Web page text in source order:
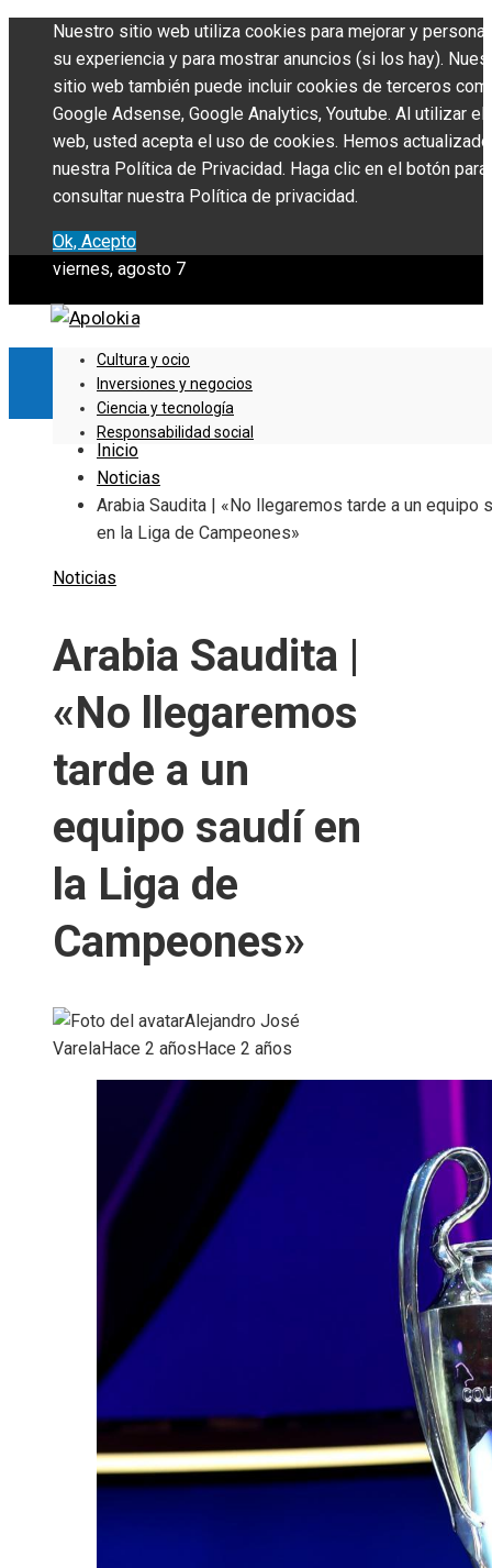
Nuestro sitio web utiliza cookies para mejorar y
su experiencia y para mostrar anuncios (si los hay).
sitio web también puede incluir cookies de terceros
Google Adsense, Google Analytics, Youtube. Al utilizar
web, usted acepta el uso de cookies. Hemos actualizado
nuestra Política de Privacidad. Haga clic en el botón para
consultar nuestra Política de privacidad.
Ok, Acepto
viernes, agosto 7
Cultura y ocio
Inversiones y negocios
Ciencia y tecnología
Responsabilidad social
Inicio
Noticias
Arabia Saudita | «No llegaremos tarde a un equipo
en la Liga de Campeones»
Noticias
Arabia Saudita |
«No llegaremos
tarde a un
equipo saudí en
la Liga de
Campeones»
Alejandro José
VarelaHace 2 años Hace 2 años